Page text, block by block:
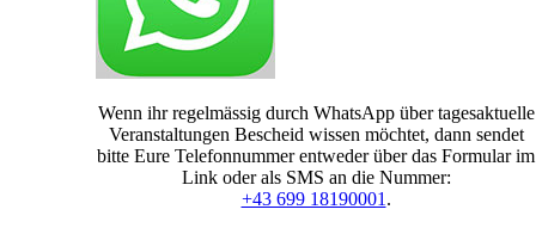
Wenn ihr regelmässig durch WhatsApp über tagesaktuelle
Veranstaltungen Bescheid wissen möchtet, dann sendet
bitte Eure Telefonnummer entweder über das Formular im
Link oder als SMS an die Nummer:
+43 699 18190001 .